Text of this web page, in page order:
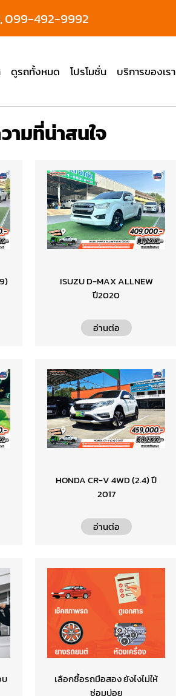
099-492-9992
ดูรถทั้งหมด โปรโมชั่น บริการของเรา
ามที่น่าสนใจ
ISUZU D-MAX ALLNEW
ปี2020
อ่านต่อ
HONDA CR-V 4WD (2.4) ปี
2017
อ่านต่อ
เลือกซื้อรถมือสอง ยังไงไม่ให้
ซ่อมบ่อย